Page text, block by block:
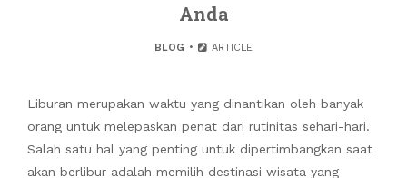
Anda
BLOG ARTICLE
Liburan merupakan waktu yang dinantikan oleh banyak
orang untuk melepaskan penat dari rutinitas sehari-hari.
Salah satu hal yang penting untuk dipertimbangkan saat
akan berlibur adalah memilih destinasi wisata yang